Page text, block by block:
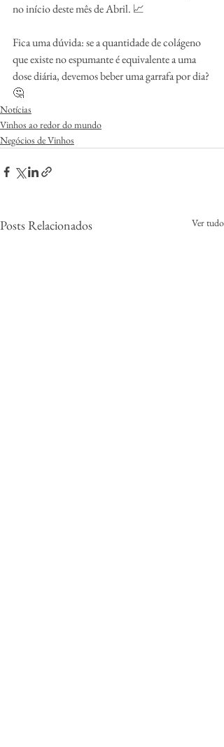
no início deste mês de Abril. 📈
Fica uma dúvida: se a quantidade de colágeno
que existe no espumante é equivalente a uma
dose diária, devemos beber uma garrafa por dia?
🤔
Notícias
Vinhos ao redor do mundo
Negócios de Vinhos
Posts Relacionados Ver tudo